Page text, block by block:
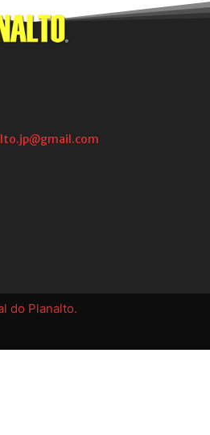
do Planalto.